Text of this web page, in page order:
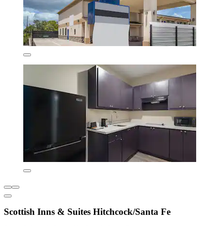
Scottish Inns & Suites Hitchcock/Santa Fe